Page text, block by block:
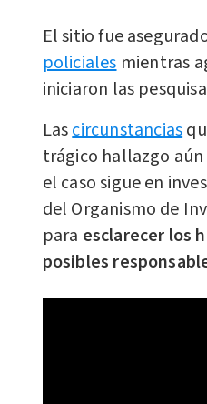
El sitio fue
policiales mientras
iniciaron las
Lascircunstancias
trágico hallazgo aún
el caso sigue en
del Organismo de
para esclarecer los
posibles